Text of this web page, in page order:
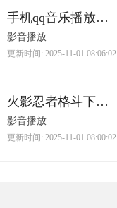
手机qq音乐播放器下载2025最新版
影音播放
更新时间: 2025-11-01 08:06:02
火影忍者格斗下载最新版本下载
影音播放
更新时间: 2025-11-01 08:00:02